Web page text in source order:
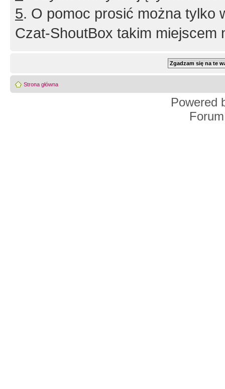
5. O pomoc prosić można tylko
Czat-ShoutBox takim miejscem
Strona główna
Powered